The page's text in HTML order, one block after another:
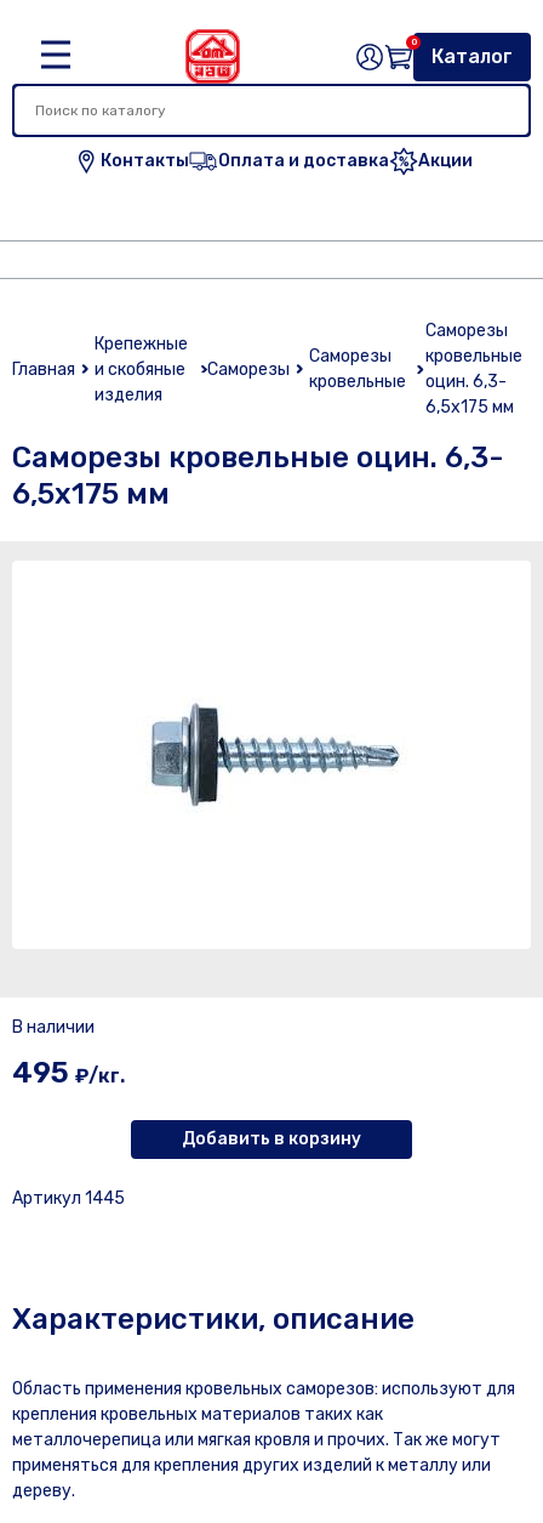
Контакты Оплата и доставка Акции
Каталог
0
Главная
Крепежные
и скобяные
изделия
Саморезы
Саморезы
кровельные
Саморезы
кровельные
оцин. 6,3-
6,5х175 мм
Саморезы кровельные оцин. 6,3-
6,5х175 мм
В наличии
495 ₽/кг.
Добавить в корзину
Артикул 1445
Характеристики, описание
Область применения кровельных саморезов: используют для
крепления кровельных материалов таких как
металлочерепица или мягкая кровля и прочих. Так же могут
применяться для крепления других изделий к металлу или
дереву.